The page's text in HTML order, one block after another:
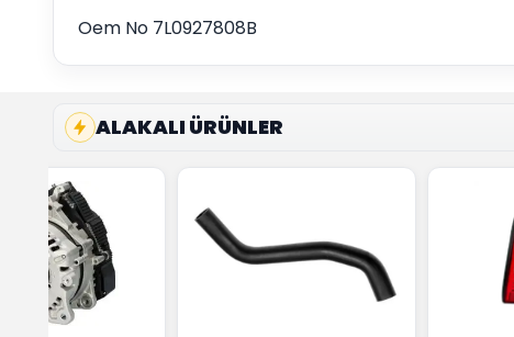
Oem No 7L0927808B
ALAKALI ÜRÜNLER